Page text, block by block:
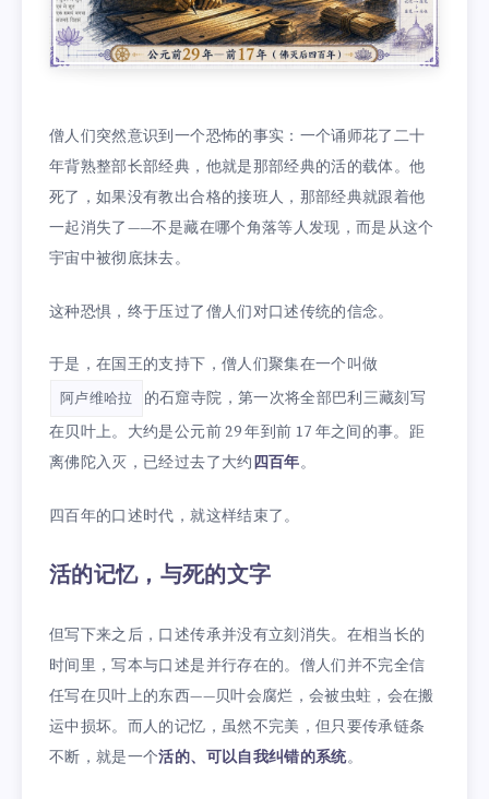
僧人们突然意识到一个恐怖的事实：一个诵师花了二十
年背熟整部长部经典，他就是那部经典的活的载体。他
死了，如果没有教出合格的接班人，那部经典就跟着他
一起消失了——不是藏在哪个角落等人发现，而是从这个
宇宙中被彻底抹去。
这种恐惧，终于压过了僧人们对口述传统的信念。
于是，在国王的支持下，僧人们聚集在一个叫做
阿卢维哈拉
的石窟寺院，第一次将全部巴利三藏刻写
在贝叶上。大约是公元前 29 年到前 17 年之间的事。距
离佛陀入灭，已经过去了大约 四百年。
四百年的口述时代，就这样结束了。
活的记忆，与死的文字
但写下来之后，口述传承并没有立刻消失。在相当长的
时间里，写本与口述是并行存在的。僧人们并不完全信
任写在贝叶上的东西——贝叶会腐烂，会被虫蛀，会在搬
运中损坏。而人的记忆，虽然不完美，但只要传承链条
不断，就是一个活的、可以自我纠错的系统。